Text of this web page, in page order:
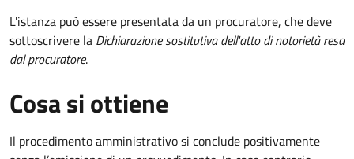
L'istanza può essere presentata da un procuratore, che deve
sottoscrivere la Dichiarazione sostitutiva dell'atto di notorietà resa
dal procuratore.
Cosa si ottiene
Il procedimento amministrativo si conclude positivamente